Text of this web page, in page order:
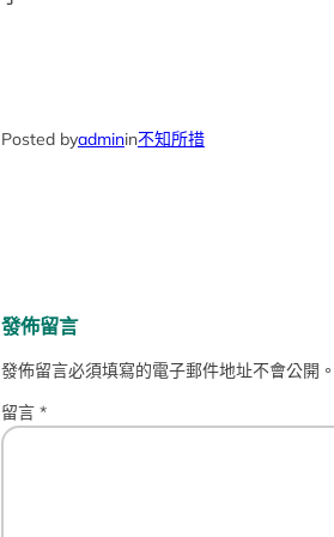
Posted byadminin不知所措
發佈留言
發佈留言必須填寫的電子郵件地址不會公開。
留言 *